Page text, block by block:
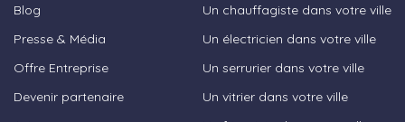
Blog
Presse & Média
Offre Entreprise
Devenir partenaire
Un chauffagiste dans votre ville
Un électricien dans votre ville
Un serrurier dans votre ville
Un vitrier dans votre ville